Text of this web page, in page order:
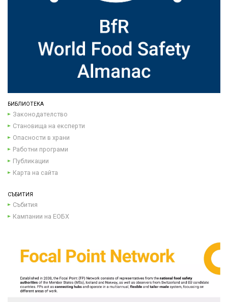
БИБЛИОТЕКА
Законодателство
Становища на експерти
Опасности в храни
Работни програми
Публикации
Карта на сайта
СЪБИТИЯ
Събития
Кампании на ЕОБХ